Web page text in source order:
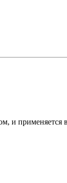
и применяется